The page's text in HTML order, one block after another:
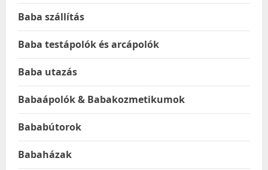
Baba szállítás
Baba testápolók és arcápolók
Baba utazás
Babaápolók & Babakozmetikumok
Bababútorok
Babaházak